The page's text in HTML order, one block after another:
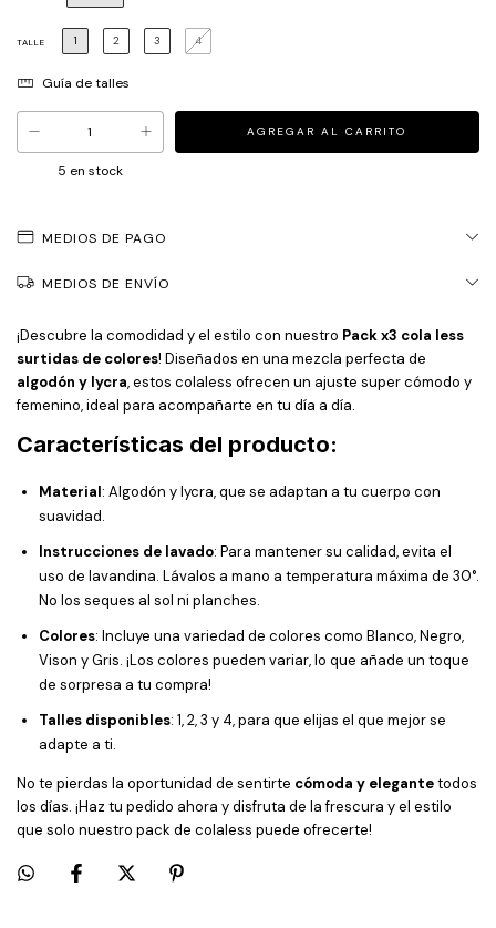
TALLE 1 2 3 4
Guía de talles
5 en stock
MEDIOS DE PAGO
MEDIOS DE ENVÍO
¡Descubre la comodidad y el estilo con nuestro Pack x3 cola less
surtidas de colores! Diseñados en una mezcla perfecta de
algodón y lycra, estos colaless ofrecen un ajuste super cómodo y
femenino, ideal para acompañarte en tu día a día.
Características del producto:
Material: Algodón y lycra, que se adaptan a tu cuerpo con
suavidad.
Instrucciones de lavado: Para mantener su calidad, evita el
uso de lavandina. Lávalos a mano a temperatura máxima de 30°.
No los seques al sol ni planches.
Colores: Incluye una variedad de colores como Blanco, Negro,
Vison y Gris. ¡Los colores pueden variar, lo que añade un toque
de sorpresa a tu compra!
Talles disponibles: 1, 2, 3 y 4, para que elijas el que mejor se
adapte a ti.
No te pierdas la oportunidad de sentirte cómoda y elegantetodos
los días. ¡Haz tu pedido ahora y disfruta de la frescura y el estilo
que solo nuestro pack de colaless puede ofrecerte!